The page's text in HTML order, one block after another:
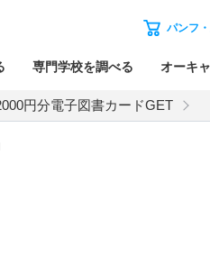
パンフ
専門学校を調べる オーキ
円分電子図書カードGET